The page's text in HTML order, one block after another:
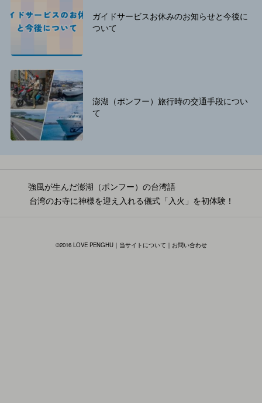
ガイドサービスお休みのお知らせと今後に
ついて
澎湖（ポンフー）旅行時の交通手段につい
て
強風が生んだ澎湖（ポンフー）の台湾語
台湾のお寺に神様を迎え入れる儀式「入火」を初体験！
©2016 LOVE PENGHU｜ 当サイトについて ｜ お問い合わせ